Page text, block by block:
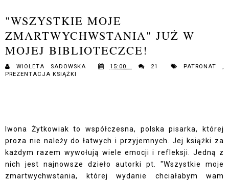
"WSZYSTKIE MOJE
ZMARTWYCHWSTANIA" JUŻ W
MOJEJ BIBLIOTECZCE!
WIOLETA SADOWSKA 15:00 21 PATRONAT,
PREZENTACJA KSIĄŻKI
Iwona Żytkowiak to współczesna, polska pisarka, której
proza nie należy do łatwych i przyjemnych. Jej książki za
każdym razem wywołują wiele emocji i refleksji. Jedną z
nich jest najnowsze dzieło autorki pt. "Wszystkie moje
zmartwychwstania, której wydanie chciałabym wam